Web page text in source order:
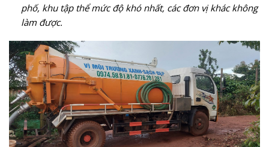
phố, khu tập thể mức độ khó nhất, các đơn vị khác không
làm được.